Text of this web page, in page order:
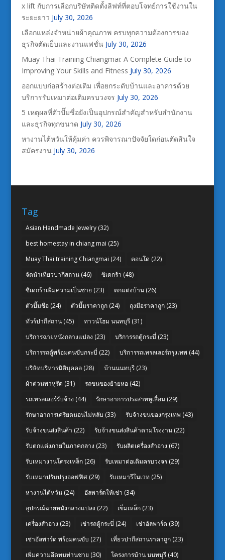
x lift กับการเลือกบริษัทติดตั้งลิฟท์ที่ตอบโจทย์การใช้งานใน
ระยะยาว July 30, 2026
เลือกแหล่งจำหน่ายผ้าคุณภาพ ครบทุกความต้องการของ
ธุรกิจตัดเย็บและงานแฟชั่น July 30, 2026
Muay Thai Training Chiangmai: A Complete Guide to
Improving Your Skills and Fitness July 30, 2026
ออกแบบก่อสร้างต่อเติม เพื่อยกระดับบ้านและอาคารด้วย
บริการรับเหมาต่อเติมครบวงจร July 30, 2026
5 เหตุผลที่ตัวปั๊มชื่อยังเป็นอุปกรณ์สำคัญสำหรับสำนักงาน
และธุรกิจทุกขนาด July 30, 2026
หางานไต้หวันให้คุ้มค่า ควรพิจารณาปัจจัยใดก่อนตัดสินใจ
สมัครงาน July 30, 2026
Tag
Asian Handmade Jewelry(32)
best homestay in chiang mai (25)
Muay Thai training Chiangmai (24) คอนโด (22)
จัดนำเที่ยวปากีสถาน(46) ซิเดกร้า (48)
ซิเดกร้าเพิ่มความเป็นชาย (23) ตกแต่งบ้าน(26)
ตัวปั๊มชื่อ(24) ตัวปั๊มราคาถูก(24) ถุงมือราคาถูก(23)
ทัวร์ปากีสถาน(45) ทาวน์โฮม นนทบุรี(31)
บริการฉายหนังกลางแปลง (23) บริการรถตู้กระบี่ (23)
บริการรถตู้พร้อมคนขับกระบี่ (22) บริการรถเทรลเลอร์กรุงเทพ (44)
บริษัทบริหารนิติบุคคล(28) บ้านนนทบุรี(23)
ผ้าต่วนพาหุรัด (31) รถขนของย้ายหอ(42)
รถเทรลเลอร์รับจ้าง (44) รักษาอาการประสาทหูเสื่อม (29)
รักษาอาการเครียดนอนไม่หลับ (33) รับจ้างขนของกรุงเทพ (43)
รับจ้างขนส่งสินค้า (22) รับจ้างขนส่งสินค้าตามโรงงาน(22)
รับตกแต่งภายในภาคกลาง (23) รับผลิตเครื่องสำอาง (67)
รับเหมางานโครงเหล็ก(26) รับเหมาต่อเติมครบวงจร(29)
รับเหมาปรับปรุงออฟฟิศ(29) รับเหมารีโนเวท (25)
หางานไต้หวัน(24) อัลพาร์ดให้เช่า (34)
อุปกรณ์ฉายหนังกลางแปลง (22) เข็มเหล็ก(23)
เครื่องสำอาง (23) เช่ารถตู้กระบี่ (24) เช่าอัลพาร์ด (39)
เช่าอัลพาร์ด พร้อมคนขับ (27) เที่ยวปากีสถานราคาถูก(23)
เพิ่มความอึดทนท่านชาย (30) โครงการบ้าน นนทบุรี(40)